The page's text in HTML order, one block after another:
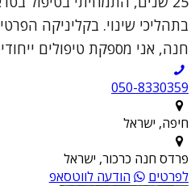
בתהליכי שינוי. בקליניקה
חנה, אני מספקת טיפולים
050-8330359
חיפה, ישראל
פרדס חנה כרכור, ישראל
לפרטים
הודעה לווטסאפ